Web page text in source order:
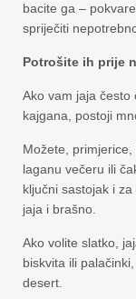
bacite ga –
spriječiti
Potrošite ih prije
Ako vam jaja često
kajgana, postoji
Možete,
laganu večeru ili
ključni sastojak i
jaja i brašno.
Ako volite slatko,
biskvita ili
desert.